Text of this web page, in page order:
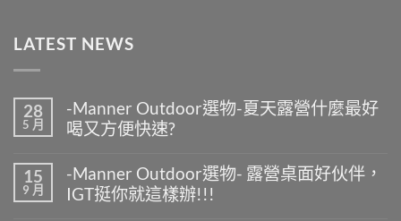
LATEST NEWS
28
5 月
-Manner Outdoor選物-夏天露營什麼最好
喝又方便快速?
〈-
Manner
Outdoor
無
留
言
15
9 月
-Manner Outdoor選物- 露營桌面好伙伴，
IGT挺你就這樣辦!!!